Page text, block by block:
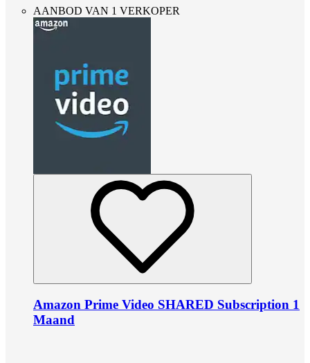
AANBOD VAN 1 VERKOPER
Amazon Prime Video SHARED Subscription 1
Maand